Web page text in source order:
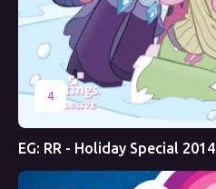
4
EG: RR - Holiday Special 2014